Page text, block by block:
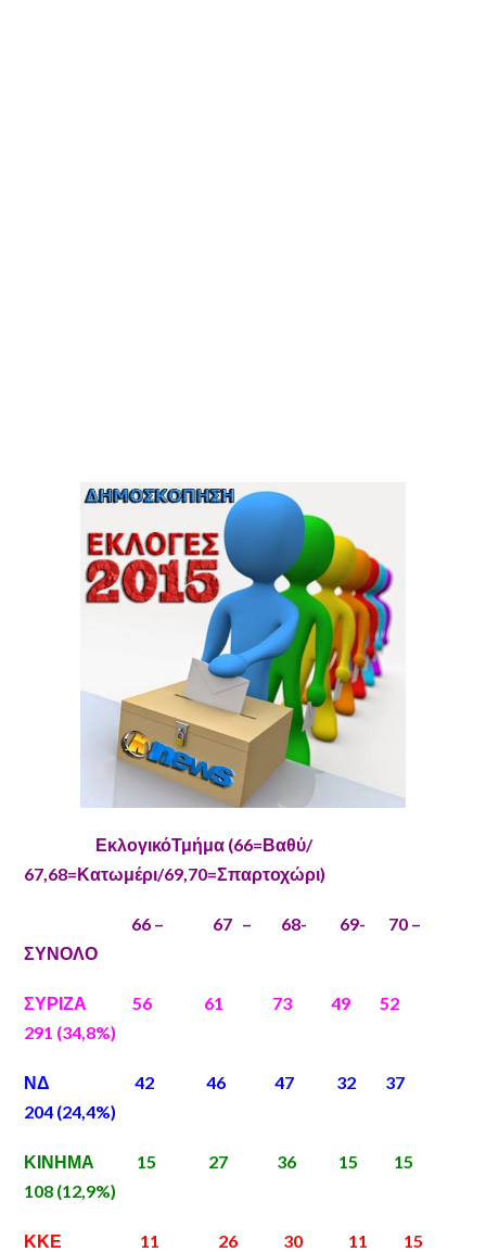
ΕκλογικόΤμήμα (66=Βαθύ/
67,68=Κατωμέρι/69,70=Σπαρτοχώρι)
66 – 67 – 68- 69- 70 –
ΣΥΝΟΛΟ
ΣΥΡΙΖΑ 56 61 73 49 52
291 (34,8%)
ΝΔ 42 46 47 32 37
204 (24,4%)
ΚΙΝΗΜΑ 15 27 36 15 15
108 (12,9%)
ΚΚΕ 11 26 30 11 15